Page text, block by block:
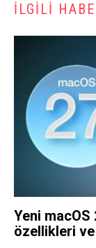
İLGILI
Yeni
özellikleri ve